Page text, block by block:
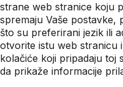
strane web stranice koju
spremaju Vaše postavke,
što su preferirani jezik ili
otvorite istu web stranicu
kolačiće koji pripadaju toj
da prikaže informacije